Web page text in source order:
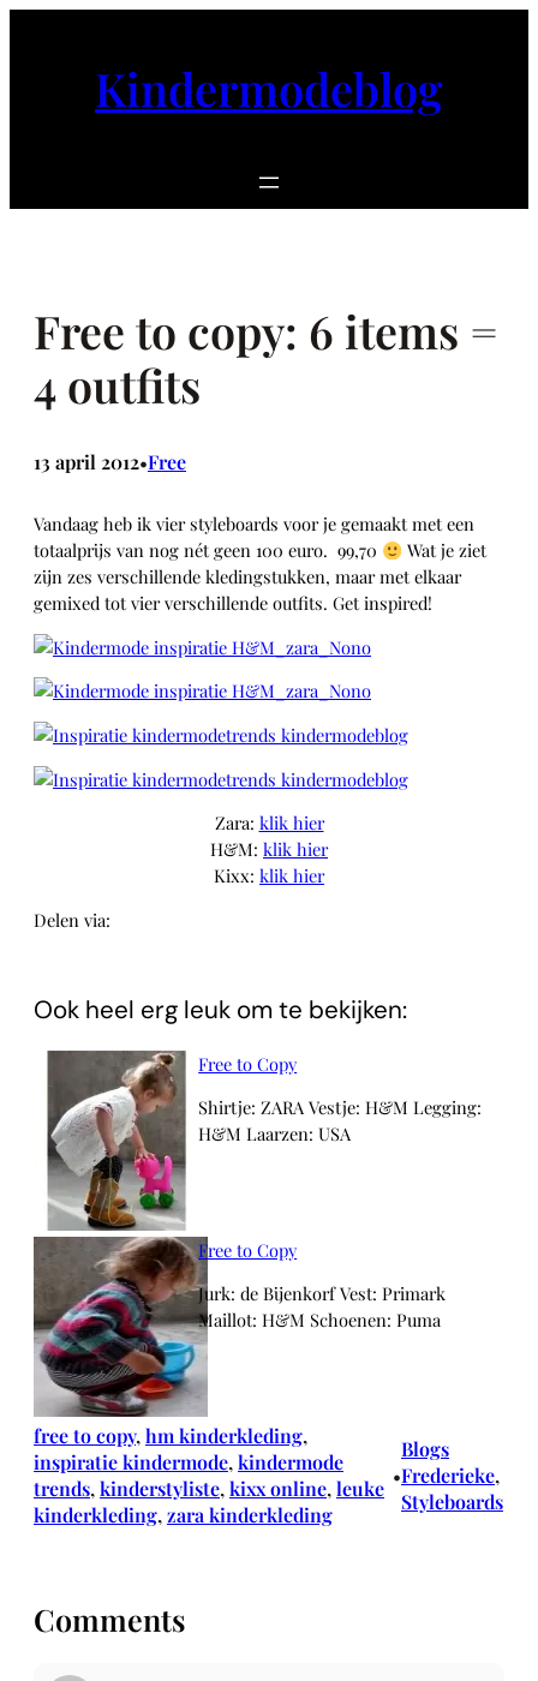
Kindermodeblog
Free to copy: 6 items =
4 outfits
13 april 2012•Free
Vandaag heb ik vier styleboards voor je gemaakt met een
totaalprijs van nog nét geen 100 euro. 99,70
Wat je ziet
zijn zes verschillende kledingstukken, maar met elkaar
gemixed tot vier verschillende outfits. Get inspired!
Zara: klik hier
H&M: klik hier
Kixx: klik hier
Delen via:
Ook heel erg leuk om te bekijken:
Free to Copy
Shirtje: ZARA Vestje: H&M Legging:
H&M Laarzen: USA
Free to Copy
Jurk: de Bijenkorf Vest: Primark
Maillot: H&M Schoenen: Puma
free to copy, hm kinderkleding
inspiratie kindermode, kindermode
trends, kinderstyliste, kixx online, leuke
kinderkleding, zara kinderkleding
•
Blogs
Frederieke
Styleboards
Comments